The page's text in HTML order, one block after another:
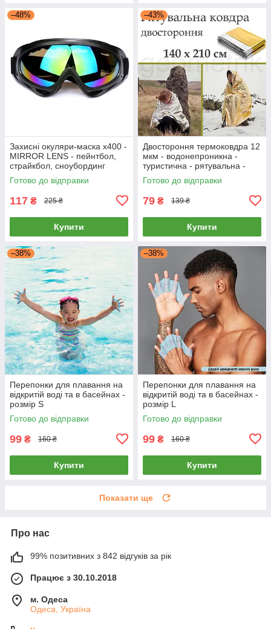
–48%
Захисні окуляри-маска x400 -
MIRROR LENS - пейнтбол,
страйкбол, сноубординг
Готово до відправки
117 ₴ 225 ₴
Купити
–43%
Двостороння термоковдра 12
мкм - водонепроникна -
туристична - рятувальна -
140 х 210 см
Готово до відправки
79 ₴ 139 ₴
Купити
–38%
Перепонки для плавання на
відкритій воді та в басейнах -
розмір S
Готово до відправки
99 ₴ 160 ₴
Купити
–38%
Перепонки для плавання на
відкритій воді та в басейнах -
розмір L
Готово до відправки
99 ₴ 160 ₴
Купити
Показати ще
Про нас
99% позитивних з 842 відгуків за рік
Працює з 30.10.2018
м. Одеса
Одеса, Україна